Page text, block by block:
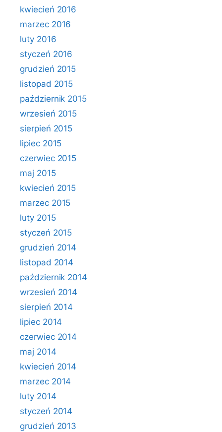
kwiecień 2016
marzec 2016
luty 2016
styczeń 2016
grudzień 2015
listopad 2015
październik 2015
wrzesień 2015
sierpień 2015
lipiec 2015
czerwiec 2015
maj 2015
kwiecień 2015
marzec 2015
luty 2015
styczeń 2015
grudzień 2014
listopad 2014
październik 2014
wrzesień 2014
sierpień 2014
lipiec 2014
czerwiec 2014
maj 2014
kwiecień 2014
marzec 2014
luty 2014
styczeń 2014
grudzień 2013